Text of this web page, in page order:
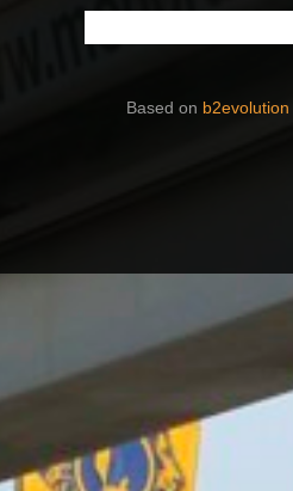
Based on b2evolution